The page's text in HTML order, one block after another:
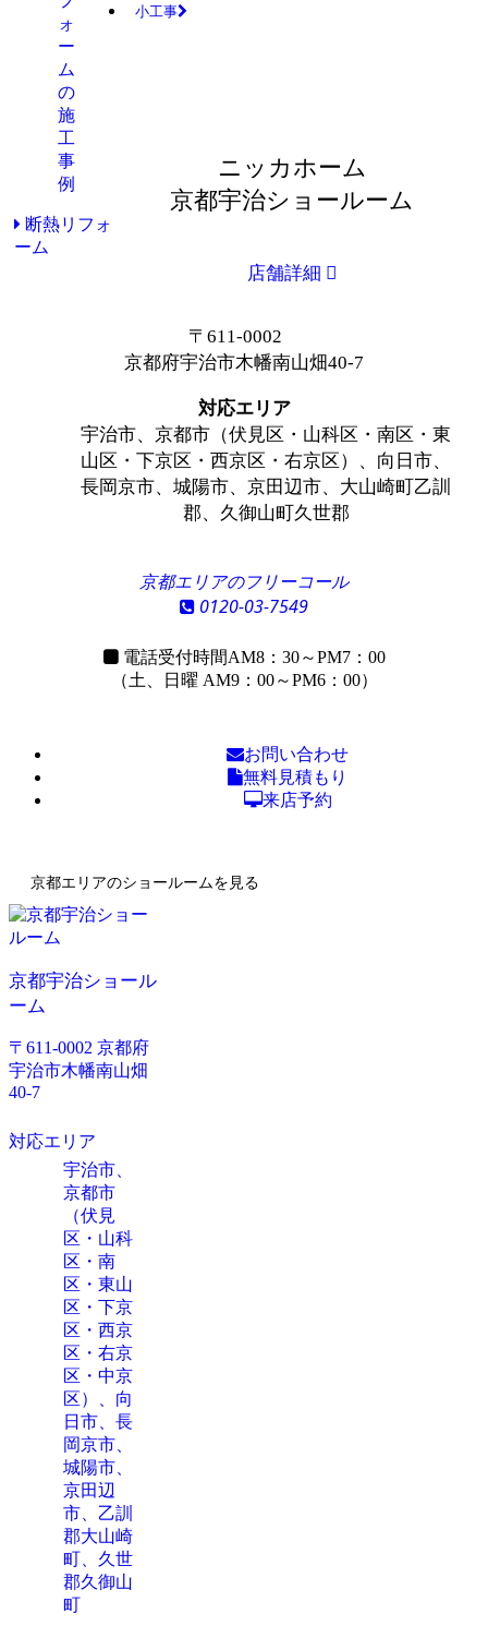
断熱リフォ
ーム
小工事
ニッカホーム
京都宇治ショールーム
店舗詳細
〒611-0002
京都府宇治市木幡南山畑40-7
対応エリア
宇治市、京都市（伏見区・山科区・南区・東
山区・下京区・西京区・右京区）、向日市、
長岡京市、城陽市、京田辺市、大山崎町乙訓
郡、久御山町久世郡
京都エリアのフリーコール
0120-03-7549
電話受付時間AM8：30～PM7：00
（土、日曜 AM9：00～PM6：00）
お問い合わせ
無料見積もり
来店予約
京都エリアのショールームを見る
京都宇治ショール
ーム
〒611-0002 京都府
宇治市木幡南山畑
40-7
対応エリア
宇治市、
京都市
（伏見
区・山科
区・南
区・東山
区・下京
区・西京
区・右京
区・中京
区）、向
日市、長
岡京市、
城陽市、
京田辺
市、乙訓
郡大山崎
町、久世
郡久御山
町